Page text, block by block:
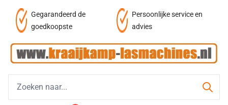
Gegarandeerd de
goedkoopste
Persoonlijke service en
advies